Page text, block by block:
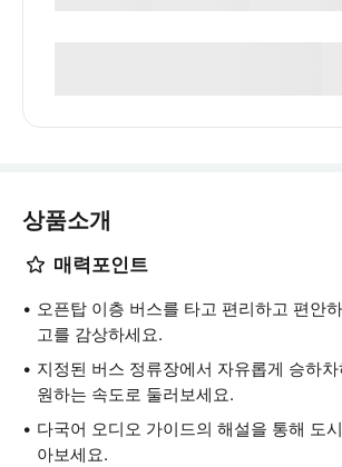
상품소개
매력포인트
오픈탑 이층 버스를 타고 편리하고 편안
고를 감상하세요.
지정된 버스 정류장에서 자유롭게 승하
원하는 속도로 둘러보세요.
다국어 오디오 가이드의 해설을 통해 도
아보세요.